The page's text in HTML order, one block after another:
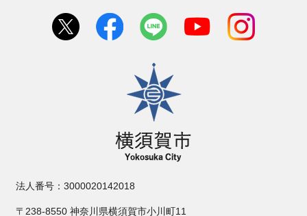
横須賀市
法人番号：3000020142018
〒238-8550 神奈川県横須賀市小川町11